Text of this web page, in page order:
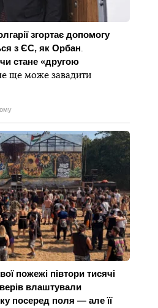
згортає допомогу
з ЄС, як Орбан.
стане «другою
ще може завадити
пожежі півтори тисячі
влаштували
посеред поля — але її